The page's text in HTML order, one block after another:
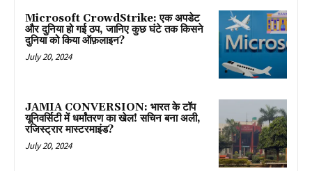
Microsoft CrowdStrike: एक अपडेट
और दुनिया हो गई ठप, जानिए कुछ घंटे तक किसने
दुनिया को किया ऑफ़लाइन?
July 20, 2024
JAMIA CONVERSION: भारत के टॉप
यूनिवर्सिटी में धर्मांतरण का खेल! सचिन बना अली,
रजिस्ट्रार मास्टरमाइंड?
July 20, 2024